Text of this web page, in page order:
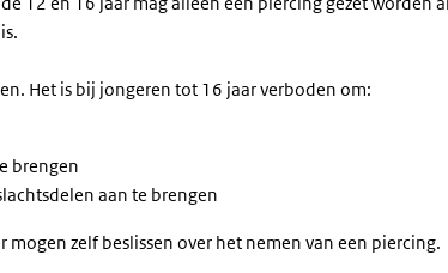
Het is bij jongeren tot 16 jaar verboden om:
brengen
aan te brengen
mogen zelf beslissen over het nemen van een piercing.